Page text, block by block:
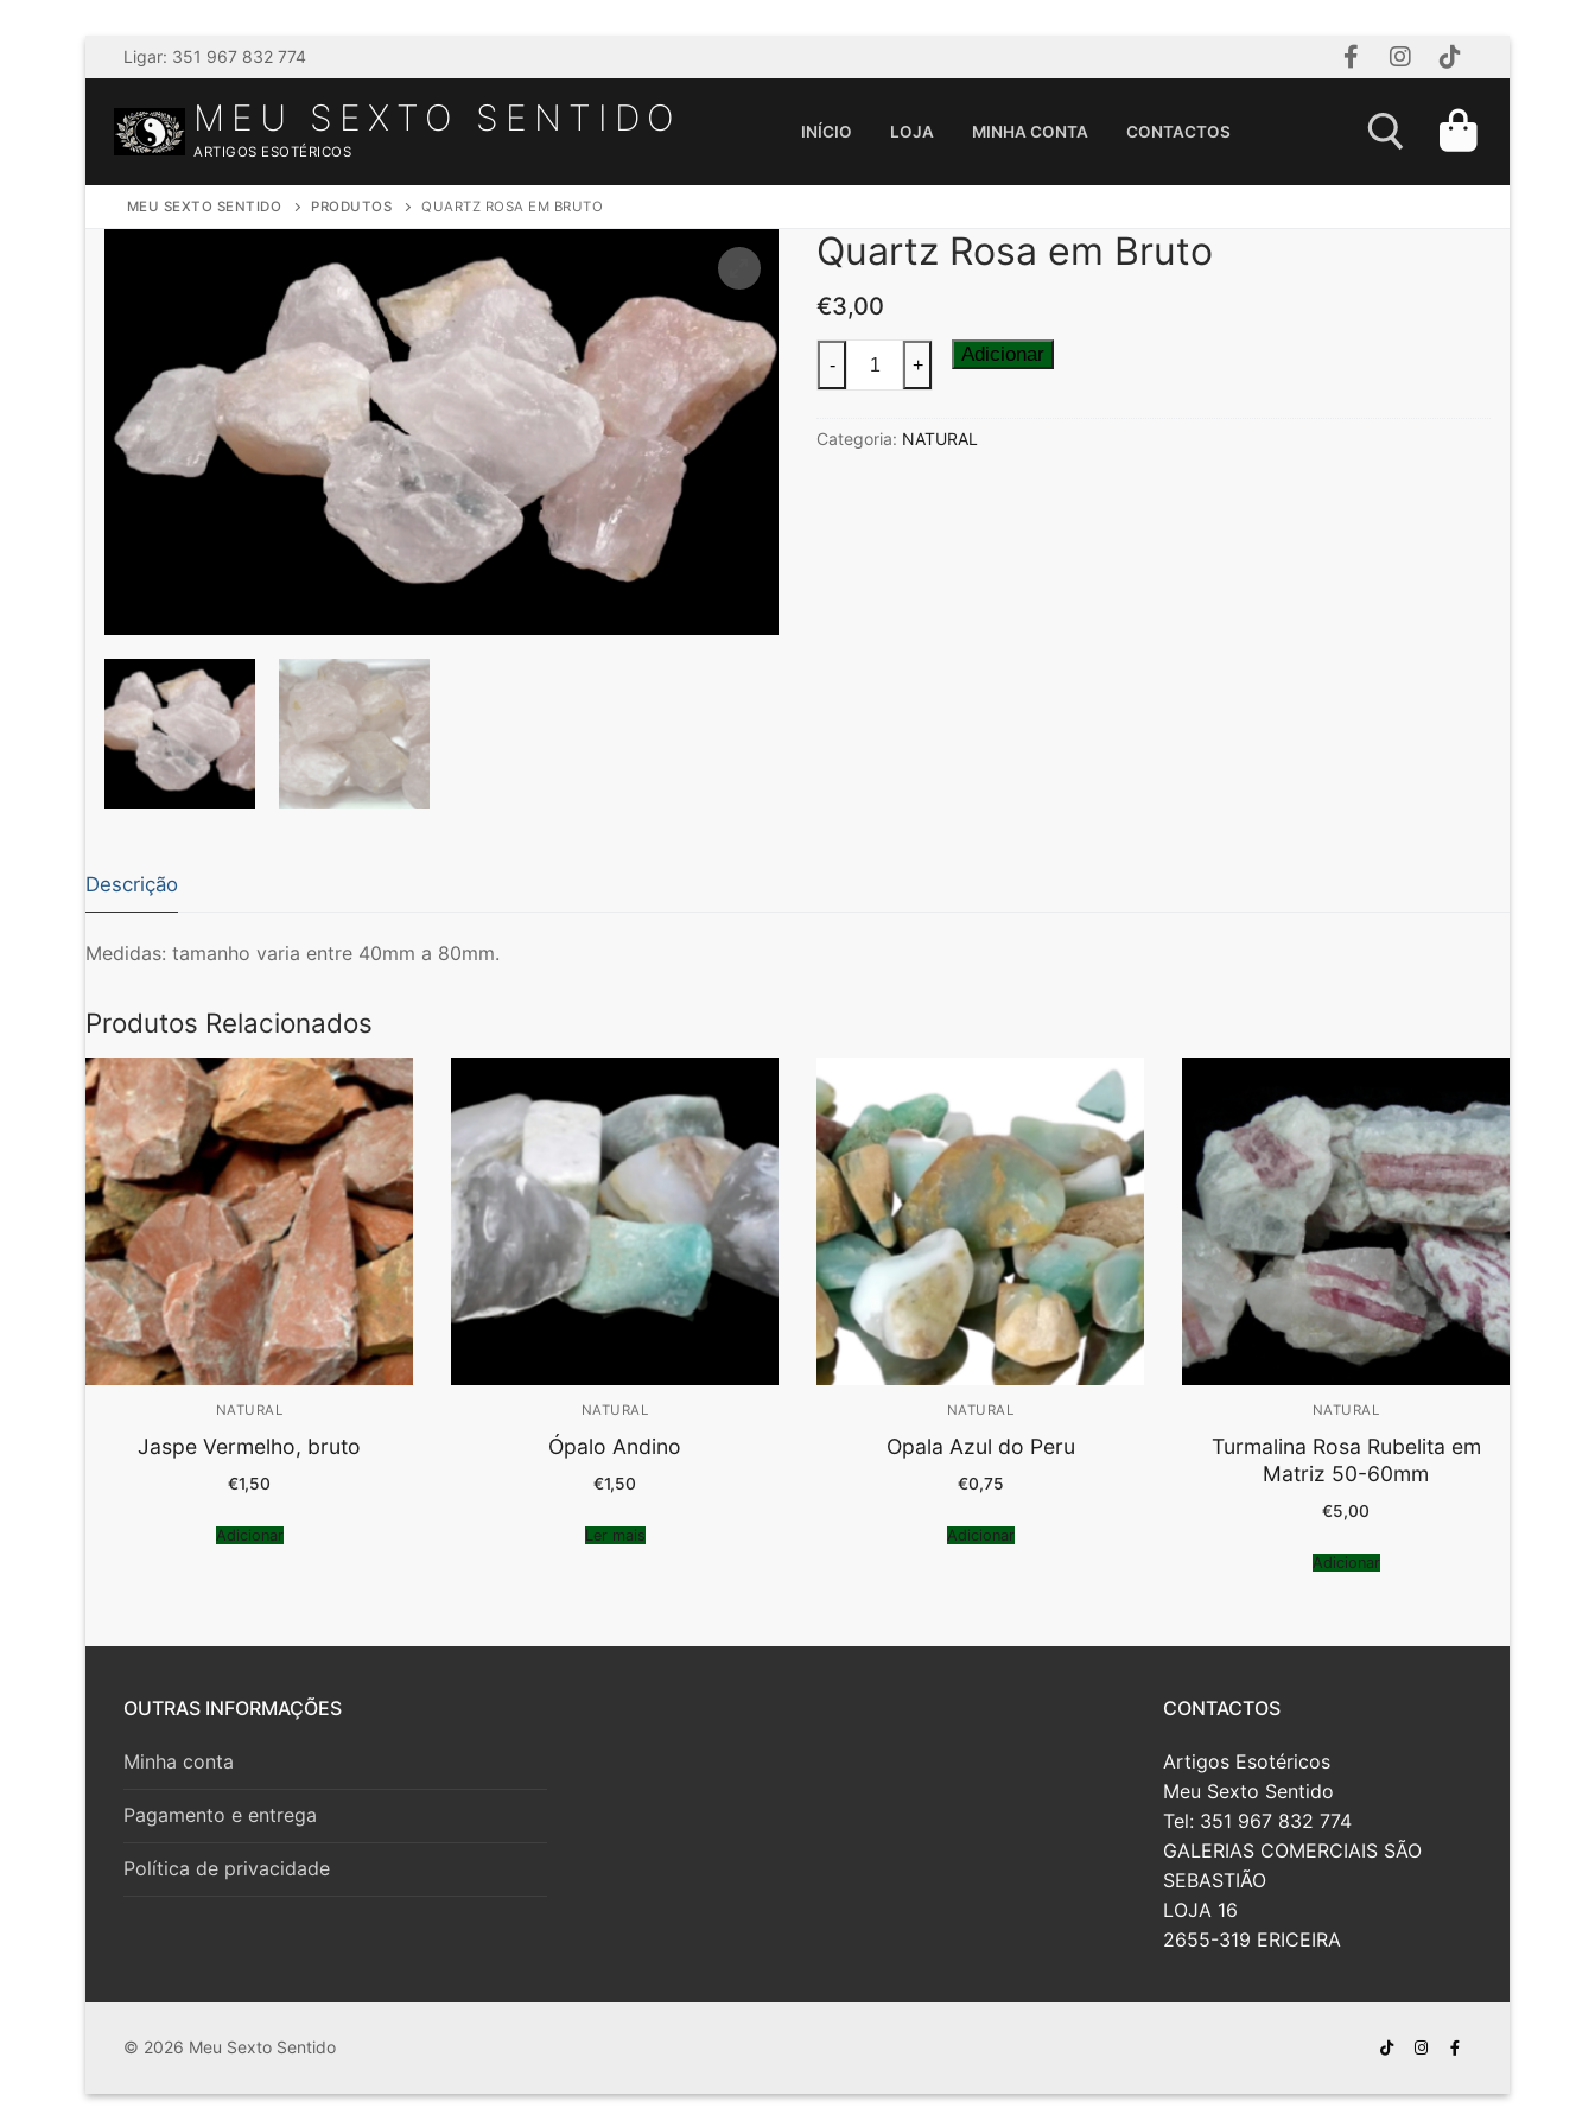
Saltar
para
conteúdo
Ligar: 351 967 832 774
MEU SEXTO SENTIDO
ARTIGOS ESOTÉRICOS
INÍCIO LOJA MINHA CONTA CONTACTOS
Pesquisar por:
MEU SEXTO SENTIDO PRODUTOS QUARTZ ROSA EM BRUTO
Quartz Rosa em Bruto
€3,00
Quantidade
de
Rosa
- + Adicionar
Categoria: NATURAL
Descrição
Medidas: tamanho varia entre 40mm a 80mm.
Produtos Relacionados
NATURAL
Jaspe Vermelho, bruto
€1,50
Adicionar
NATURAL
Ópalo Andino
€1,50
Ler mais
NATURAL
Opala Azul do Peru
€0,75
Adicionar
NATURAL
Turmalina Rosa Rubelita em
Matriz 50-60mm
€5,00
Adicionar
OUTRAS INFORMAÇÕES
Minha conta
Pagamento e entrega
Política de privacidade
CONTACTOS
Artigos Esotéricos
Meu Sexto Sentido
Tel: 351 967 832 774
GALERIAS COMERCIAIS SÃO
SEBASTIÃO
LOJA 16
2655-319 ERICEIRA
© 2026 Meu Sexto Sentido